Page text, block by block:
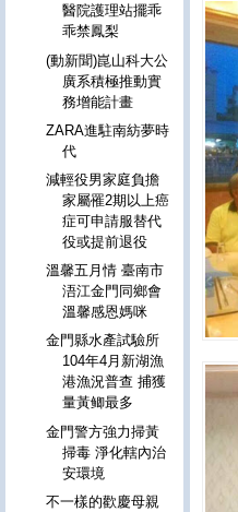
醫院護理站擺乖
乖禁鳳梨
(動新聞)崑山科大公
廣系積極推動實
務增能計畫
ZARA進駐南紡夢時
代
減輕役男家庭負擔
家屬罹2期以上癌
症可申請服替代
役或提前退役
溫馨五月情 臺南市
浯江金門同鄉會
溫馨感恩媽咪
金門縣水產試驗所
104年4月新湖漁
港漁況普查 捕獲
量黃鲫最多
金門警方強力掃黃
掃毒 淨化轄內治
安環境
不一樣的歡慶母親